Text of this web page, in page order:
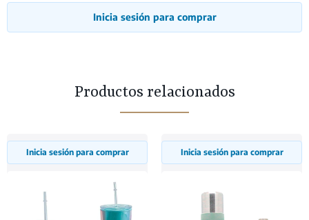
Inicia sesión para comprar
Productos relacionados
Inicia sesión para comprar Inicia sesión para comprar